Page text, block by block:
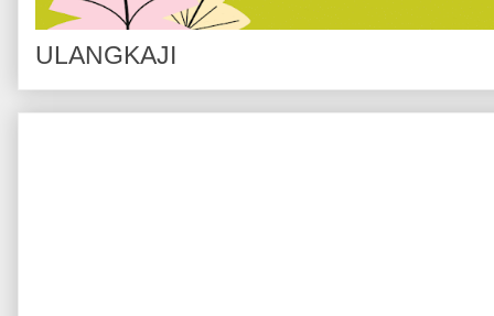
ULANGKAJI